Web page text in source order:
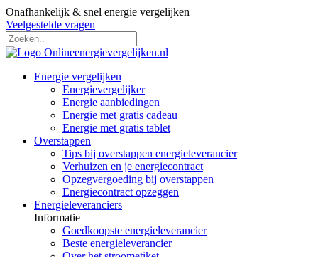
Onafhankelijk & snel energie vergelijken
Veelgestelde vragen
Energie vergelijken
Energievergelijker
Energie aanbiedingen
Energie met gratis cadeau
Energie met gratis tablet
Overstappen
Tips bij overstappen energieleverancier
Verhuizen en je energiecontract
Opzegvergoeding bij overstappen
Energiecontract opzeggen
Energieleveranciers
Informatie
Goedkoopste energieleverancier
Beste energieleverancier